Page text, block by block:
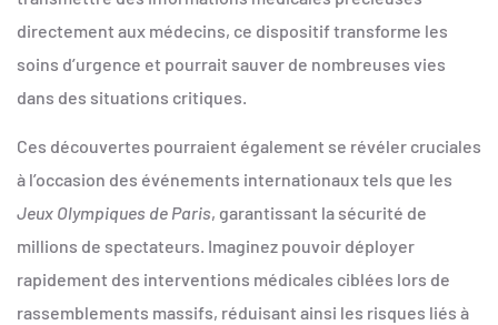
directement aux médecins, ce dispositif transforme les
soins d’urgence et pourrait sauver de nombreuses vies
dans des situations critiques.
Ces découvertes pourraient également se révéler cruciales
à l’occasion des événements internationaux tels que les
Jeux Olympiques de Paris, garantissant la sécurité de
millions de spectateurs. Imaginez pouvoir déployer
rapidement des interventions médicales ciblées lors de
rassemblements massifs, réduisant ainsi les risques liés à